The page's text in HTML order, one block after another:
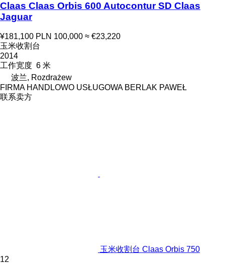
Claas Claas Orbis 600 Autocontur SD Claas
Jaguar
¥181,100 PLN 100,000 ≈ €23,220
玉米收割台
2014
工作宽度 6 米
波兰, Rozdrażew
FIRMA HANDLOWO USŁUGOWA BERLAK PAWEŁ
联系卖方
玉米收割台 Claas Orbis 750
12